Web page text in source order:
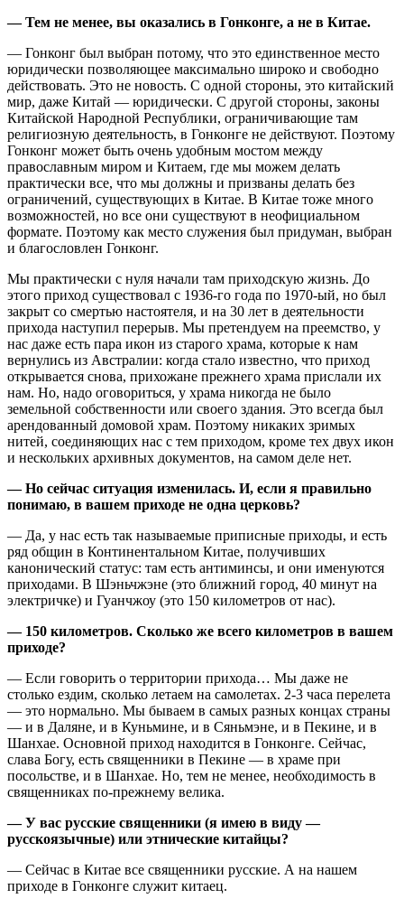
— Тем не менее, вы оказались в Гонконге, а не в Китае.
— Гонконг был выбран потому, что это единственное место
юридически позволяющее максимально широко и свободно
действовать. Это не новость. С одной стороны, это китайский
мир, даже Китай — юридически. С другой стороны, законы
Китайской Народной Республики, ограничивающие там
религиозную деятельность, в Гонконге не действуют. Поэтому
Гонконг может быть очень удобным мостом между
православным миром и Китаем, где мы можем делать
практически все, что мы должны и призваны делать без
ограничений, существующих в Китае. В Китае тоже много
возможностей, но все они существуют в неофициальном
формате. Поэтому как место служения был придуман, выбран
и благословлен Гонконг.
Мы практически с нуля начали там приходскую жизнь. До
этого приход существовал с 1936-го года по 1970-ый, но был
закрыт со смертью настоятеля, и на 30 лет в деятельности
прихода наступил перерыв. Мы претендуем на преемство, у
нас даже есть пара икон из старого храма, которые к нам
вернулись из Австралии: когда стало известно, что приход
открывается снова, прихожане прежнего храма прислали их
нам. Но, надо оговориться, у храма никогда не было
земельной собственности или своего здания. Это всегда был
арендованный домовой храм. Поэтому никаких зримых
нитей, соединяющих нас с тем приходом, кроме тех двух икон
и нескольких архивных документов, на самом деле нет.
— Но сейчас ситуация изменилась. И, если я правильно
понимаю, в вашем приходе не одна церковь?
— Да, у нас есть так называемые приписные приходы, и есть
ряд общин в Континентальном Китае, получивших
канонический статус: там есть антиминсы, и они именуются
приходами. В Шэньчжэне (это ближний город, 40 минут на
электричке) и Гуанчжоу (это 150 километров от нас).
— 150 километров. Сколько же всего километров в вашем
приходе?
— Если говорить о территории прихода… Мы даже не
столько ездим, сколько летаем на самолетах. 2-3 часа перелета
— это нормально. Мы бываем в самых разных концах страны
— и в Даляне, и в Куньмине, и в Сяньмэне, и в Пекине, и в
Шанхае. Основной приход находится в Гонконге. Сейчас,
слава Богу, есть священники в Пекине — в храме при
посольстве, и в Шанхае. Но, тем не менее, необходимость в
священниках по-прежнему велика.
— У вас русские священники (я имею в виду —
русскоязычные) или этнические китайцы?
— Сейчас в Китае все священники русские. А на нашем
приходе в Гонконге служит китаец.